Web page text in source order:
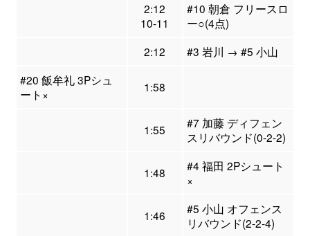
2:12
10-11
#10 朝倉 フリースロ
ー○(4点)
2:12
#3 岩川 → #5 小山
#20 飯牟礼 3Pシュ
ート×
1:58
1:55
#7 加藤 ディフェン
スリバウンド(0-2-2)
1:48
#4 福田 2Pシュート
×
1:46
#5 小山 オフェンス
リバウンド(2-2-4)